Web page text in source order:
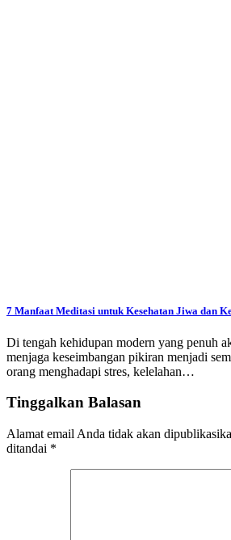
7 Manfaat Meditasi untuk Kesehatan Jiwa dan
Di tengah kehidupan modern yang penuh
menjaga keseimbangan pikiran menjadi
orang menghadapi stres, kelelahan…
Tinggalkan Balasan
Alamat email Anda tidak akan
ditandai *